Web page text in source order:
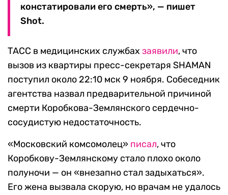
констатировали его смерть», — пишет
Shot.
ТАСС в медицинских службах заявили, что
вызов из квартиры пресс-секретаря SHAMAN
поступил около 22:10 мск 9 ноября. Собеседник
агентства назвал предварительной причиной
смерти Коробкова-Землянского сердечно-
сосудистую недостаточность.
«Московский комсомолец» писал, что
Коробкову-Землянскому стало плохо около
полуночи — он «внезапно стал задыхаться».
Его жена вызвала скорую, но врачам не удалось